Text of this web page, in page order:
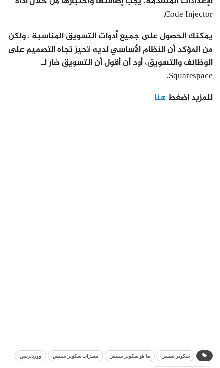
Code Injector.
يمكنك الحصول على جميع أدوات التسويق المناسبة ، ولكن
من المؤكد أن النظام الأساسي لديه تحيز تجاه التصميم على
الوظائف والتسويق، أود أن أقول أن التسويق ضار لـ
Squarespace.
للمزيد اضغط هنا
سكوير سبيس ما هو سكوير سبيس مميزات سكوير سبيس ووردبريس